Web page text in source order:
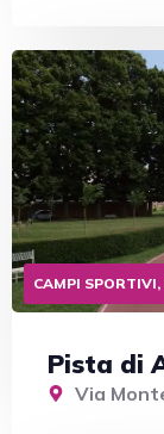
CAMPI
Pista di
Via